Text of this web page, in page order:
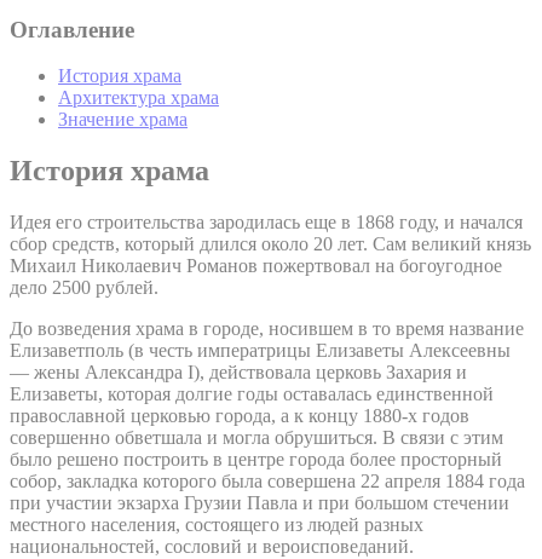
Оглавление
История храма
Архитектура храма
Значение храма
История храма
Идея его строительства зародилась еще в 1868 году, и начался
сбор средств, который длился около 20 лет. Сам великий князь
Михаил Николаевич Романов пожертвовал на богоугодное
дело 2500 рублей.
До возведения храма в городе, носившем в то время название
Елизаветполь (в честь императрицы Елизаветы Алексеевны
— жены Александра I), действовала церковь Захария и
Елизаветы, которая долгие годы оставалась единственной
православной церковью города, а к концу 1880-х годов
совершенно обветшала и могла обрушиться. В связи с этим
было решено построить в центре города более просторный
собор, закладка которого была совершена 22 апреля 1884 года
при участии экзарха Грузии Павла и при большом стечении
местного населения, состоящего из людей разных
национальностей, сословий и вероисповеданий.